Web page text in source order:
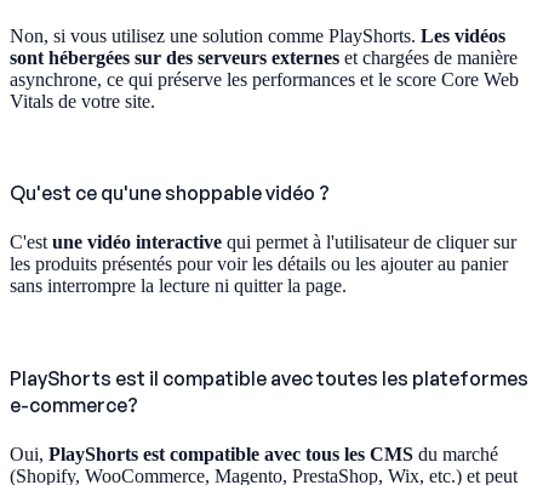
Non, si vous utilisez une solution comme PlayShorts. Les vidéos
sont hébergées sur des serveurs externes et chargées de manière
asynchrone, ce qui préserve les performances et le score Core Web
Vitals de votre site.
Qu'est ce qu'une shoppable vidéo ?
C'estune vidéo interactive qui permet à l'utilisateur de cliquer sur
les produits présentés pour voir les détails ou les ajouter au panier
sans interrompre la lecture ni quitter la page.
PlayShorts est il compatible avec toutes les plateformes
e-commerce?
Oui, PlayShorts est compatible avec tous les CMS du marché
(Shopify, WooCommerce, Magento, PrestaShop, Wix, etc.) et peut